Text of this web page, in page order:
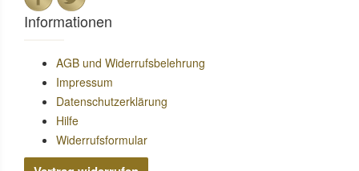
Informationen
AGB und Widerrufsbelehrung
Impressum
Datenschutzerklärung
Hilfe
Widerrufsformular